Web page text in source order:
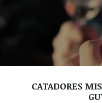
CATADORES